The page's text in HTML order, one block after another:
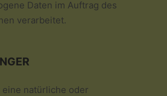
Daten im Auftrag des
verarbeitet.
eine natürliche oder